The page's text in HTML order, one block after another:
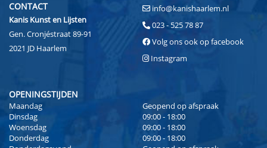
CONTACT
Kanis Kunst en Lijsten
Gen. Cronjéstraat 89-91
2021 JD Haarlem
info@kanishaarlem.nl
023 - 525 78 87
Volg ons ook op facebook
Instagram
OPENINGSTIJDEN
Maandag
Geopend op afspraak
Dinsdag
09:00 - 18:00
Woensdag
09:00 - 18:00
Donderdag
09:00 - 18:00